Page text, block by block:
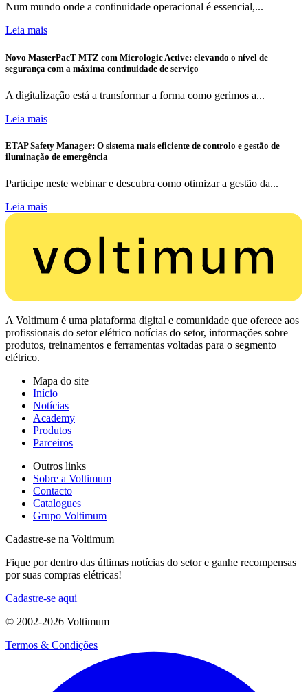
Num mundo onde a continuidade operacional é essencial,...
Leia mais
Novo MasterPacT MTZ com Micrologic Active: elevando o nível de
segurança com a máxima continuidade de serviço
A digitalização está a transformar a forma como gerimos a...
Leia mais
ETAP Safety Manager: O sistema mais eficiente de controlo e gestão de
iluminação de emergência
Participe neste webinar e descubra como otimizar a gestão da...
Leia mais
A Voltimum é uma plataforma digital e comunidade que oferece aos
profissionais do setor elétrico notícias do setor, informações sobre
produtos, treinamentos e ferramentas voltadas para o segmento
elétrico.
Mapa do site
Início
Notícias
Academy
Produtos
Parceiros
Outros links
Sobre a Voltimum
Contacto
Catalogues
Grupo Voltimum
Cadastre-se na Voltimum
Fique por dentro das últimas notícias do setor e ganhe recompensas
por suas compras elétricas!
Cadastre-se aqui
© 2002-2026 Voltimum
Termos & Condições